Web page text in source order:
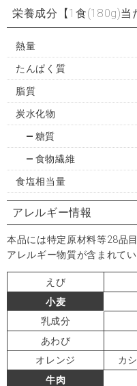
栄養成分 【1食(180g)当
熱量
たんぱく質
脂質
炭水化物
糖質
食物繊維
食塩相当量
アレルギー情報
本品には特定原材料等28品
アレルギー物質が含まれて
えび
小麦
乳成分
あわび
オレンジ
カ
牛肉